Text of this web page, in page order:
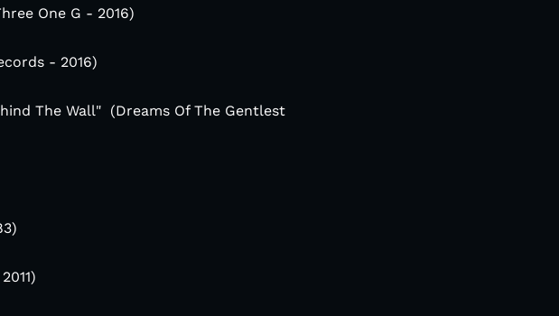
One G - 2016)
- 2016)
The Wall" (Dreams Of The Gentlest